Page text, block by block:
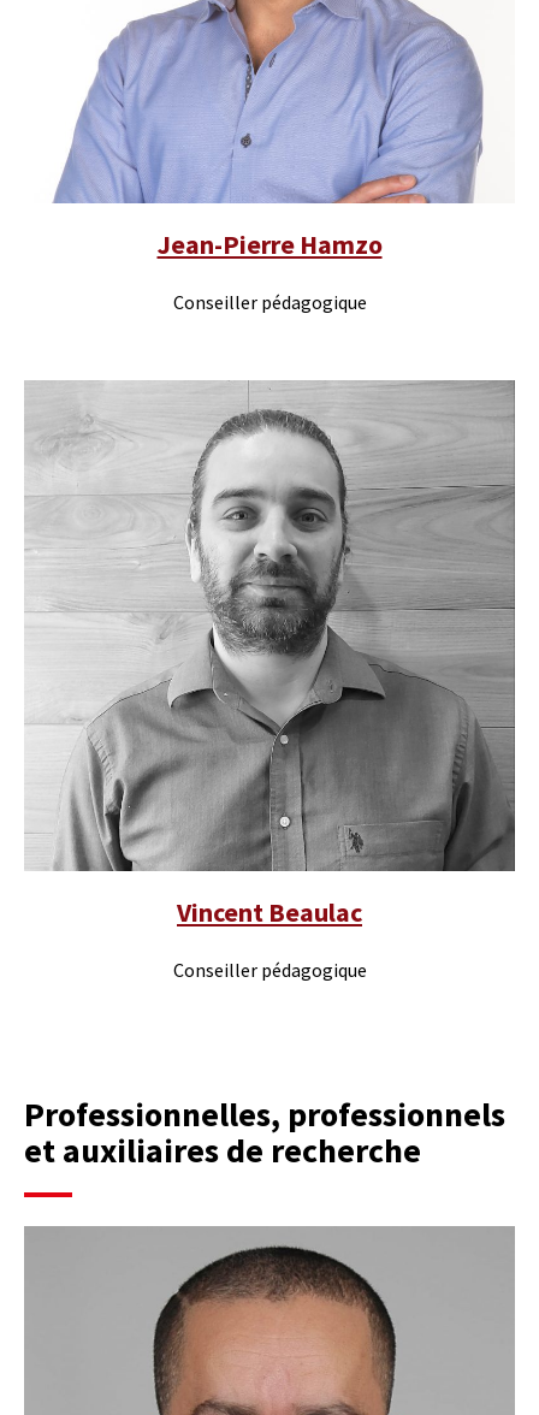
Jean-Pierre Hamzo
Conseiller pédagogique
Vincent Beaulac
Conseiller pédagogique
Professionnelles, professionnels
et auxiliaires de recherche